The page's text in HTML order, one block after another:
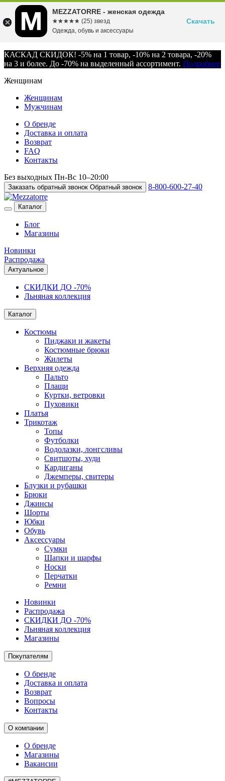
КАСКАД СКИДОК! -5% на 1 товар, -10% на 2 товара, -20%
на 3 и более. До -70% на выделенный ассортимент. Подробнее
Женщинам
Женщинам
Мужчинам
О бренде
Доставка и оплата
Возврат
FAQ
Контакты
Без выходных Пн-Вс 10–20:00
Заказать обратный звонок Обратный звонок 8-800-600-27-40
Каталог
Блог
Магазины
Новинки
Распродажа
Актуальное
СКИДКИ ДО -70%
Льняная коллекция
Каталог
Костюмы
Пиджаки и жакеты
Костюмные брюки
Жилеты
Верхняя одежда
Пальто
Плащи
Куртки, ветровки
Пуховики
Платья
Трикотаж
Топы
Футболки
Водолазки, лонгсливы
Свитшоты, худи
Кардиганы
Джемперы, свитеры
Блузки и рубашки
Брюки
Джинсы
Шорты
Юбки
Обувь
Аксессуары
Сумки
Шапки и шарфы
Носки
Перчатки
Ремни
Новинки
Распродажа
СКИДКИ ДО -70%
Льняная коллекция
Магазины
Покупателям
О бренде
Доставка и оплата
Возврат
Вопросы
Контакты
О компании
О бренде
Магазины
Вакансии
MEZZATORRE - женская одежда
☆☆☆☆☆
★★★★★ (25) звезд
Одежда, обувь и аксессуары
Скачать